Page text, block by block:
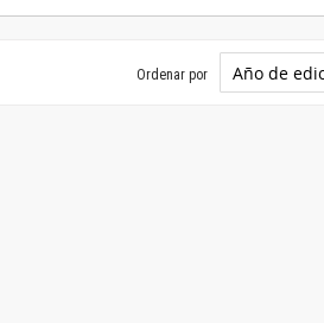
Ordenar por